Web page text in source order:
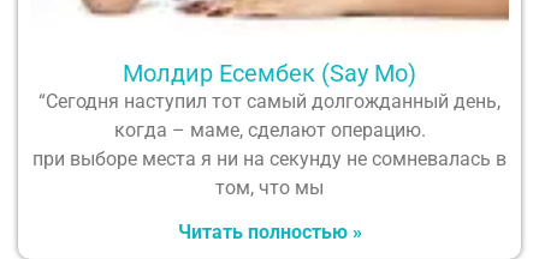
Молдир Есембек (Say Mo)
“Сегодня наступил тот самый долгожданный день,
когда – маме, сделают операцию.
при выборе места я ни на секунду не сомневалась в
том, что мы
Читать полностью »